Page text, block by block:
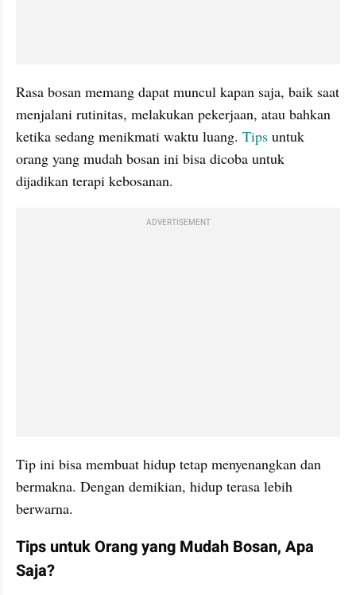
Rasa bosan memang dapat muncul kapan saja, baik saat
menjalani rutinitas, melakukan pekerjaan, atau bahkan
ketika sedang menikmati waktu luang. Tips untuk
orang yang mudah bosan ini bisa dicoba untuk
dijadikan terapi kebosanan.
ADVERTISEMENT
Tip ini bisa membuat hidup tetap menyenangkan dan
bermakna. Dengan demikian, hidup terasa lebih
berwarna.
Tips untuk Orang yang Mudah Bosan, Apa
Saja?